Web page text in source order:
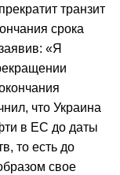
транзит
срока
«Я
что Украина
в ЕС до даты
то есть до
свое